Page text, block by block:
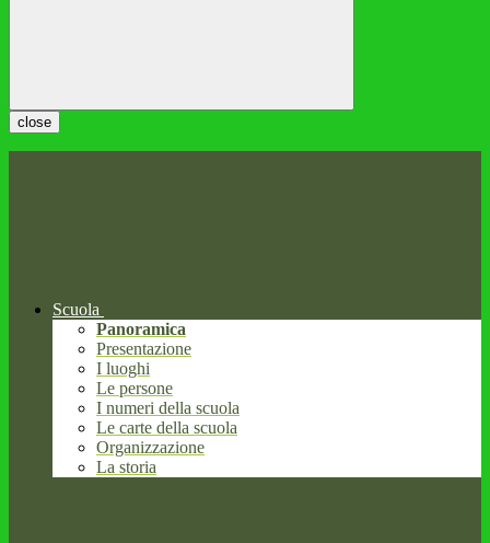
close
Scuola
Panoramica
Presentazione
I luoghi
Le persone
I numeri della scuola
Le carte della scuola
Organizzazione
La storia